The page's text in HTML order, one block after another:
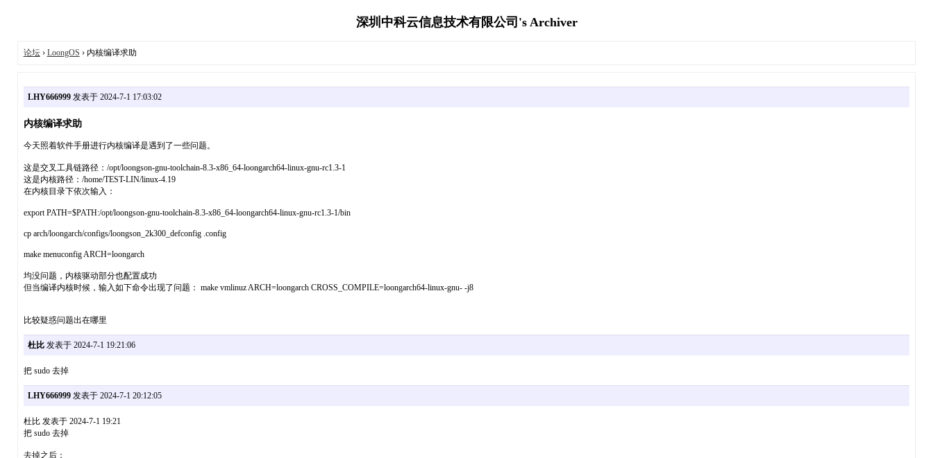
深圳中科云信息技术有限公司's Archiver
论坛› LoongOS › 内核编译求助
LHY666999发表于 2024-7-1 17:03:02
内核编译求助
今天照着软件手册进行内核编译是遇到了一些问题。
这是交叉工具链路径：/opt/loongson-gnu-toolchain-8.3-x86_64-loongarch64-linux-gnu-rc1.3-1
这是内核路径：/home/TEST-LIN/linux-4.19
在内核目录下依次输入：
export PATH=$PATH:/opt/loongson-gnu-toolchain-8.3-x86_64-loongarch64-linux-gnu-rc1.3-1/bin
cp arch/loongarch/configs/loongson_2k300_defconfig .config
make menuconfig ARCH=loongarch
均没问题，内核驱动部分也配置成功
但当编译内核时候，输入如下命令出现了问题： make vmlinuz ARCH=loongarch CROSS_COMPILE=loongarch64-linux-gnu- -j8
比较疑惑问题出在哪里
杜比发表于 2024-7-1 19:21:06
把 sudo 去掉
LHY666999发表于 2024-7-1 20:12:05
杜比 发表于 2024-7-1 19:21
把 sudo 去掉
去掉之后：